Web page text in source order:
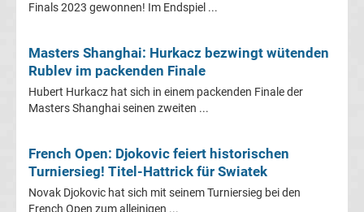
League
Ergebnisse
Europa
Tabelle
Finals 2023 gewonnen! Im Endspiel ...
Masters Shanghai: Hurkacz bezwingt wütenden
Rublev im packenden Finale
Hubert Hurkacz hat sich in einem packenden Finale der
Masters Shanghai seinen zweiten ...
French Open: Djokovic feiert historischen
Turniersieg! Titel-Hattrick für Swiatek
Novak Djokovic hat sich mit seinem Turniersieg bei den
French Open zum alleinigen ...